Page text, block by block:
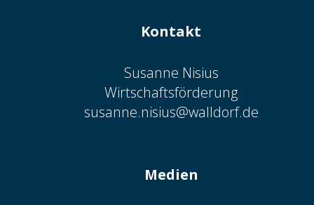
Kontakt
Susanne Nisius
Wirtschaftsförderung
susanne.nisius@walldorf.de
Medien